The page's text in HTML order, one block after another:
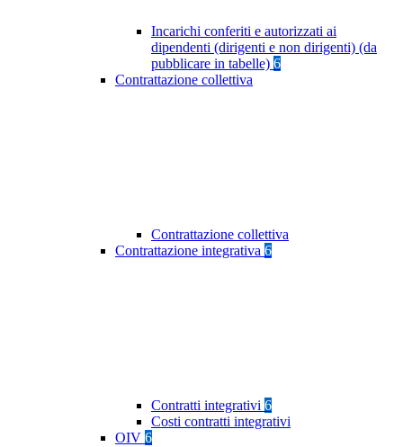
Incarichi conferiti e autorizzati ai
dipendenti (dirigenti e non dirigenti) (da
pubblicare in tabelle) 6
Contrattazione collettiva
Contrattazione collettiva
Contrattazione integrativa 6
Contratti integrativi 6
Costi contratti integrativi
OIV 6